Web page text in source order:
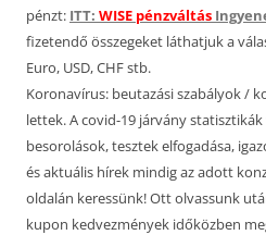
pénzt: ITT: WISE pénzváltás
fizetendő összegeket láthatjuk a
Euro, USD, CHF stb.
Koronavírus: beutazási szabályok /
lettek. A covid-19 járvány
besorolások, tesztek elfogadása,
és aktuális hírek mindig az adott
oldalán keressünk! Ott olvassunk
kupon kedvezmények időközben